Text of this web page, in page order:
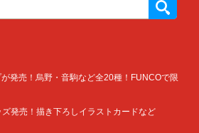
発売！烏野・音駒など全20種！FUNCOで限
発売！描き下ろしイラストカードなど